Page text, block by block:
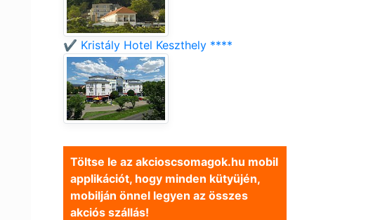
✔️ Kristály Hotel Keszthely ****
Töltse le az akcioscsomagok.hu mobil
applikációt, hogy minden kütyüjén,
mobilján önnel legyen az összes
akciós szállás!